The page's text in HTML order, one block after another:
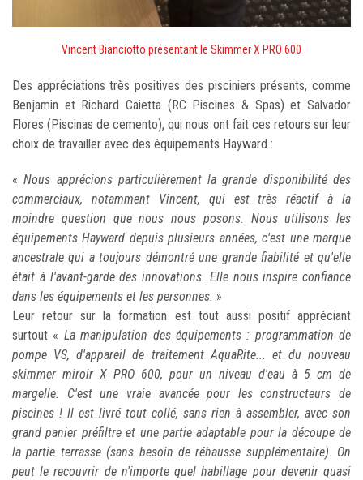
Vincent Bianciotto présentant le Skimmer X PRO 600
Des appréciations très positives des pisciniers présents, comme
Benjamin et Richard Caietta (RC Piscines & Spas) et Salvador
Flores (Piscinas de cemento), qui nous ont fait ces retours sur leur
choix de travailler avec des équipements Hayward :
«Nous apprécions particulièrement la grande disponibilité des
commerciaux, notamment Vincent, qui est très réactif à la
moindre question que nous nous posons. Nous utilisons les
équipements Hayward depuis plusieurs années, c'est une marque
ancestrale qui a toujours démontré une grande fiabilité et qu'elle
était à l'avant-garde des innovations. Elle nous inspire confiance
dans les équipements et les personnes. »
Leur retour sur la formation est tout aussi positif appréciant
surtout « La manipulation des équipements : programmation de
pompe VS, d'appareil de traitement AquaRite... et du nouveau
skimmer miroir X PRO 600, pour un niveau d'eau à 5 cm de
margelle. C'est une vraie avancée pour les constructeurs de
piscines ! Il est livré tout collé, sans rien à assembler, avec son
grand panier préfiltre et une partie adaptable pour la découpe de
la partie terrasse (sans besoin de réhausse supplémentaire). On
peut le recouvrir de n'importe quel habillage pour devenir quasi